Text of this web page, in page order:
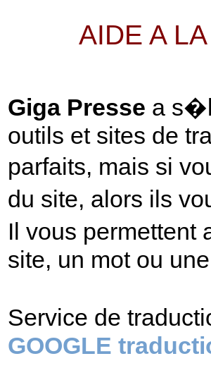
AIDE A
Giga Presse a
outils et sites de
parfaits, mais si
du site, alors ils
Il vous permettent
site, un mot ou
Service de
GOOGLE